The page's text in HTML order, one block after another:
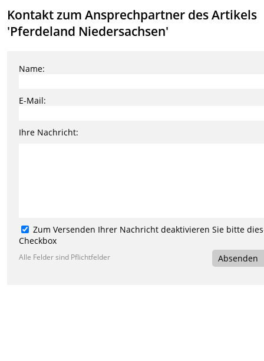
Kontakt zum Ansprechpartner des Artikels
'Pferdeland Niedersachsen'
Name:
E-Mail:
Ihre Nachricht:
Zum Versenden Ihrer Nachricht deaktivieren Sie bitte
Checkbox
Alle Felder sind Pflichtfelder Absenden